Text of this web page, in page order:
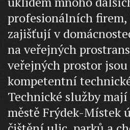
profesionálních
zajišťují v
na veřejných
veřejných prostor
kompetentní
Technické služby
městě Frýdek-Místek